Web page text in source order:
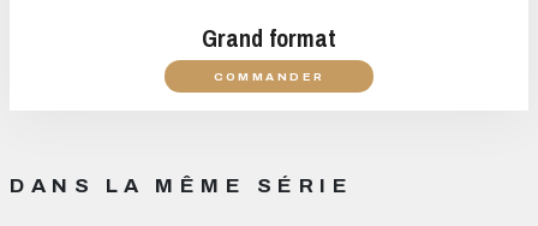
Grand format
COMMANDER
DANS LA MÊME SÉRIE